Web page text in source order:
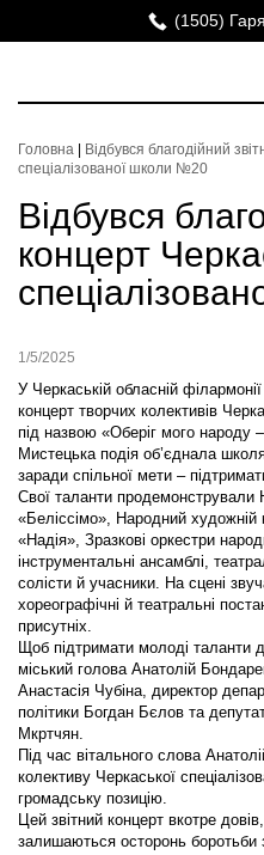
(1505)
Головна
Відбувся благодійний
спеціалізованої школи №20
Відбувся
концерт
1/5/2025
У Черкаській обласній
концерт творчих колективів
під назвою «Оберіг мого народу
Мистецька подія об’єднала
заради спільної мети –
Свої таланти продемонстрували
«Беліссімо», Народний
«Надія», Зразкові оркестри
інструментальні ансамблі,
солісти й учасники. На сцені
хореографічні й театральні
присутніх.
Щоб підтримати молоді таланти
міський голова Анатолій
Анастасія Чубіна, директор
політики Богдан Бєлов та
Мкртчян.
Під час вітального слова
колективу Черкаської
громадську позицію.
Цей звітний концерт вкотре
залишаються осторонь боротьби